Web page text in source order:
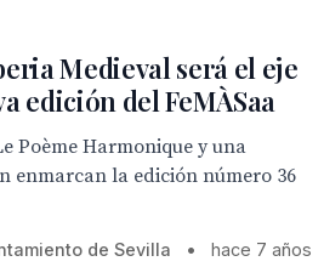
Medieval será el eje
edición del FeMÀSaa
Poème Harmonique y una
enmarcan la edición número 36
de Sevilla • hace 7 años